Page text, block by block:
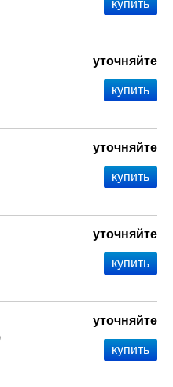
уточняйте
уточняйте
уточняйте
уточняйте